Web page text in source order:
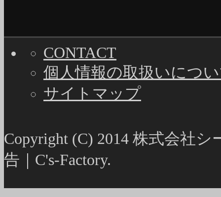
CONTACT
個人情報の取扱いにつ
サイトマップ
Copyright (C) 2014 株式会社
告｜C's-Factory.